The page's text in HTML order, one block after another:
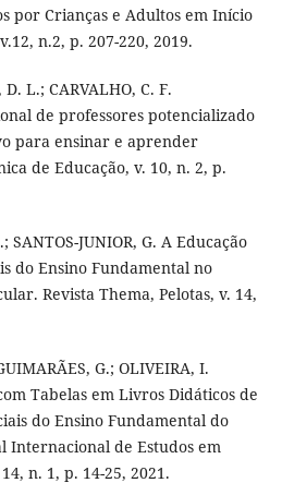
por Crianças e Adultos em Início
n.2, p. 207-220, 2019.
L.; CARVALHO, C. F.
de professores potencializado
para ensinar e aprender
de Educação, v. 10, n. 2, p.
SANTOS-JUNIOR, G. A Educação
do Ensino Fundamental no
Revista Thema, Pelotas, v. 14,
G.; OLIVEIRA, I.
Tabelas em Livros Didáticos de
do Ensino Fundamental do
Internacional de Estudos em
n. 1, p. 14-25, 2021.